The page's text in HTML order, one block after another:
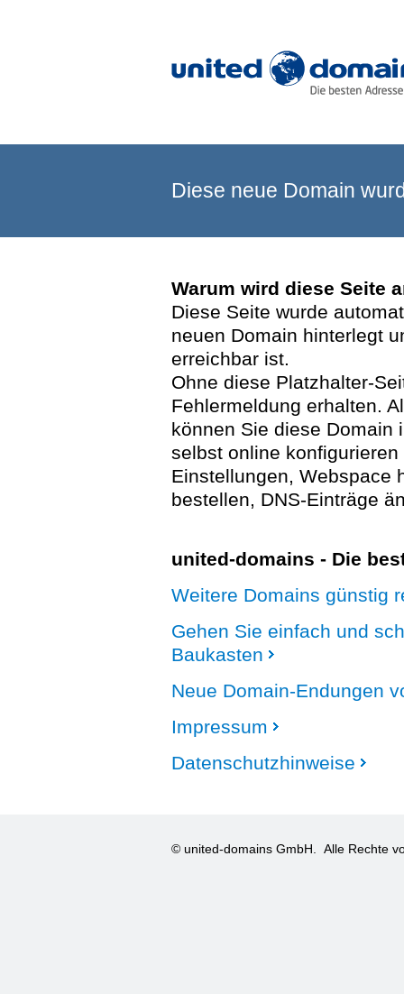
Diese neue Domain
Warum wird diese Seite
Diese Seite wurde
neuen Domain hinterlegt
erreichbar ist.
Ohne diese Platzhalter-
Fehlermeldung erhalten.
können Sie diese Domain
selbst online
Einstellungen, Webspace
bestellen, DNS-Einträge
united-domains - Die
Weitere Domains günstig
Gehen Sie einfach und
Baukasten
Neue Domain-Endungen
Impressum
Datenschutzhinweise
© united-domains GmbH. Alle Rechte